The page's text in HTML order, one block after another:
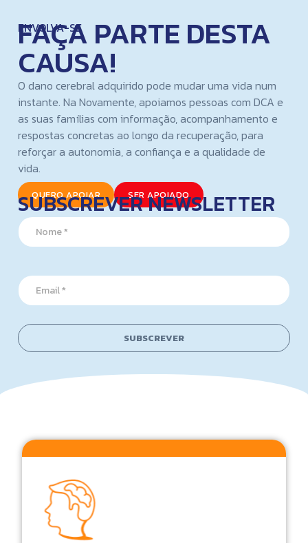
ENVOLVA-SE
FAÇA PARTE DESTA
CAUSA!
O dano cerebral adquirido pode mudar uma vida num
instante. Na Novamente, apoiamos pessoas com DCA e
as suas famílias com informação, acompanhamento e
respostas concretas ao longo da recuperação, para
reforçar a autonomia, a confiança e a qualidade de
vida.
QUERO APOIAR SER APOIADO
SUBSCREVER NEWSLETTER
N
a
m
a
m
*
N
a
E
m
a
l
*
SUBSCREVER